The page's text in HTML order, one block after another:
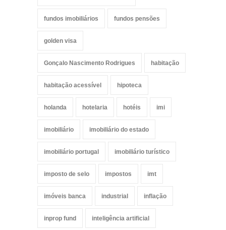
fundos imobiliários fundos pensões
golden visa
Gonçalo Nascimento Rodrigues habitação
habitação acessível hipoteca
holanda hotelaria hotéis imi
imobiliário imobiliário do estado
imobiliário portugal imobiliário turístico
imposto de selo impostos imt
imóveis banca industrial inflação
inprop fund inteligência artificial